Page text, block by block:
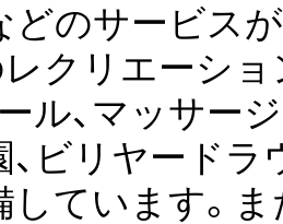
どのサービス
レクリエーシ
ル、マッサー
、ビリヤードラ
ています。ま